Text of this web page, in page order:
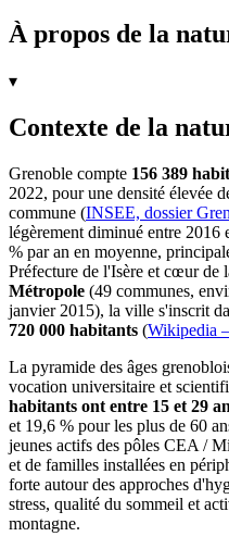
À propos de la
▾
Contexte de la
Grenoble compte 156 389
2022, pour une densité élevée
commune (INSEE, dossier
légèrement diminué entre 2016
% par an en moyenne,
Préfecture de l'Isère et cœur de
Métropole (49 communes,
janvier 2015), la ville s'inscrit
720 000 habitants (Wikipedia
La pyramide des âges
vocation universitaire et
habitants ont entre 15 et 29
et 19,6 % pour les plus de 60
jeunes actifs des pôles CEA /
et de familles installées en
forte autour des approches
stress, qualité du sommeil et
montagne.